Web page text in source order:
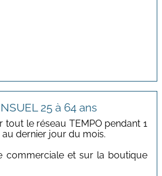
25 à 64 ans
tout le réseau TEMPO pendant 1
au dernier jour du mois.
commerciale et sur la boutique